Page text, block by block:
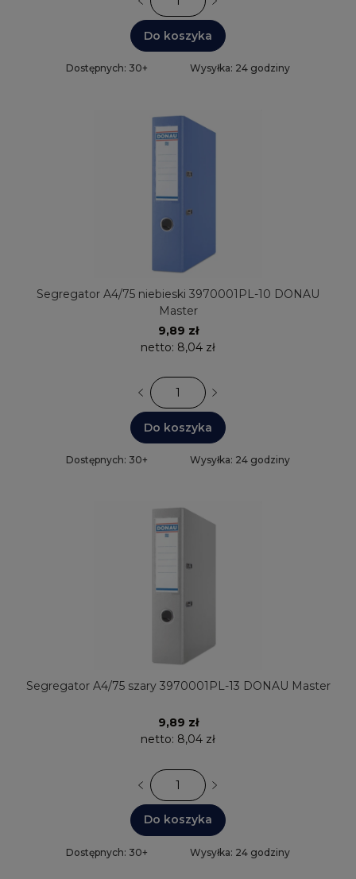
Do koszyka
Dostępnych: 30+ Wysyłka: 24 godziny
Segregator A4/75 niebieski 3970001PL-10 DONAU
Master
9,89 zł
netto: 8,04 zł
Do koszyka
Dostępnych: 30+ Wysyłka: 24 godziny
Segregator A4/75 szary 3970001PL-13 DONAU Master
9,89 zł
netto: 8,04 zł
Do koszyka
Dostępnych: 30+ Wysyłka: 24 godziny